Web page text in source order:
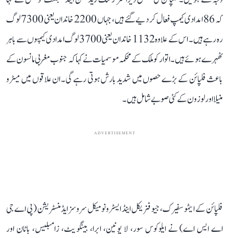
کہ 86 امدادی کیمپ فعال کر دیے گئے ہیں، جہاں 2200 خاندان یعنی 7300 لوگ
رہ رہے ہیں۔ اس کے علاوہ 1132 خاندان یعنی 3700 لوگ امدادی کیمپوں سے باہر
ٹھہرے ہوئے ہیں۔ اتوار کو ملک کے محکمہ موسمیات نے کہا کہ جنوب مغربی مانسون کے
باعث فلپائن کے بڑے حصوں میں شدید بارش ہوتی رہے گی۔ ان علاقوں میں میٹرو
منیلا اور لوزون کے کئی صوبے شامل ہیں۔
ADVERTISEMENT
فلپائن کے ایٹموسفیرک، جیو فزیکل اینڈ ایسٹرونومیکل سروسز ایڈمنسٹریشن (پی اے جی
اے ایس اے) نے ایلوکوس سور، لا یونین، ابرا، بینگویٹ، زامبلیس، باٹان اور